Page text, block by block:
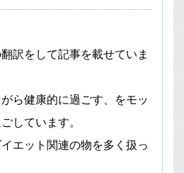
訳をして記事を載せていま
ら健康的に過ごす、をモッ
しています。
エット関連の物を多く扱っ